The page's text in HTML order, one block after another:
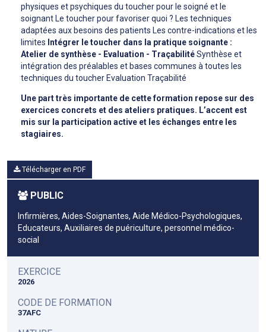
physiques et psychiques du toucher pour le soigné et le
soignant Le toucher pour favoriser quoi ? Les techniques
adaptées aux besoins des patients Les contre-indications et les
limites Intégrer le toucher dans la pratique soignante :
Atelier de synthèse - Evaluation - TraçabilitéSynthèse et
intégration des préalables et bases communes à toutes les
techniques du toucher Evaluation Traçabilité
Une part très importante de cette formation repose sur des
exercices concrets et des ateliers pratiques. L’accent est
mis sur la participation active et les échanges entre les
stagiaires.
Télécharger en PDF
PUBLIC
Infirmières, Aides-Soignantes, Aide Médico-Psychologiques,
Educateurs, Auxiliaires de puériculture, personnel médico-
social
EXERCICE
2026
CODE DE FORMATION
37AFC